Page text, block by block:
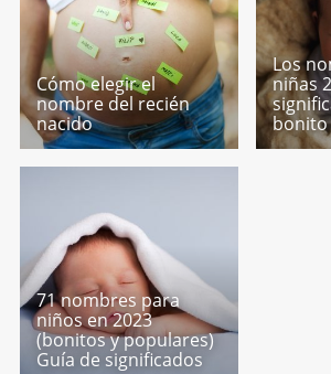
Cómo elegir el
nombre del recién
nacido
Los
niñas
71 nombres para
niños en 2023
(bonitos y populares)
Guía de significados